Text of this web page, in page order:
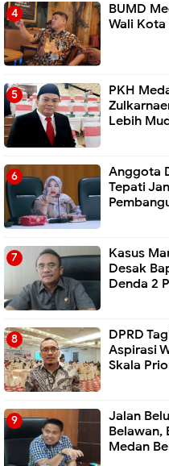
BUMD
Wali
PKH
Lebih
Anggota
Tepati
Kasus
Desak
Denda 2
DPRD
Aspirasi
Skala
Jalan
Belawan,
Medan